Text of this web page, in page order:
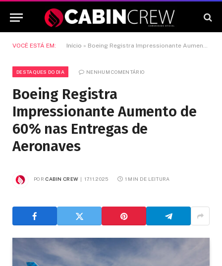
VOCÊ ESTÁ EM: Início » Boeing Registra Impressionante Aumento de 60% nas Entregas de Aeronaves
DESTAQUES DO DIA NENHUM COMENTÁRIO
Boeing Registra
Impressionante Aumento de
60% nas Entregas de
Aeronaves
POR CABIN CREW 17.11.2025 1 MIN DE LEITURA